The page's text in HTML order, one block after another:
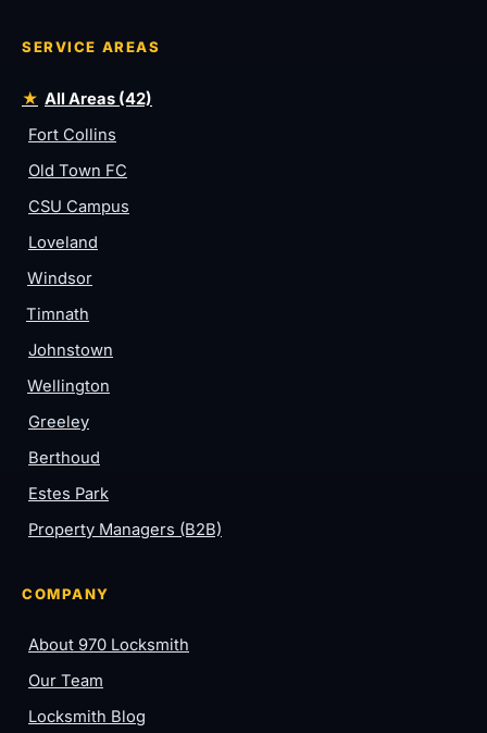
SERVICE AREAS
All Areas (42)
Fort Collins
Old Town FC
CSU Campus
Loveland
Windsor
Timnath
Johnstown
Wellington
Greeley
Berthoud
Estes Park
Property Managers (B2B)
COMPANY
About 970 Locksmith
Our Team
Locksmith Blog